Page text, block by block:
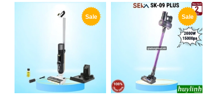
Sale Sale